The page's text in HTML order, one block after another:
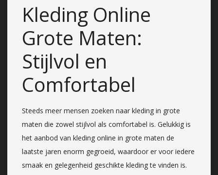
Kleding Online
Grote Maten:
Stijlvol en
Comfortabel
Steeds meer mensen zoeken naar kleding in grote
maten die zowel stijlvol als comfortabel is. Gelukkig is
het aanbod van kleding online in grote maten de
laatste jaren enorm gegroeid, waardoor er voor iedere
smaak en gelegenheid geschikte kleding te vinden is.